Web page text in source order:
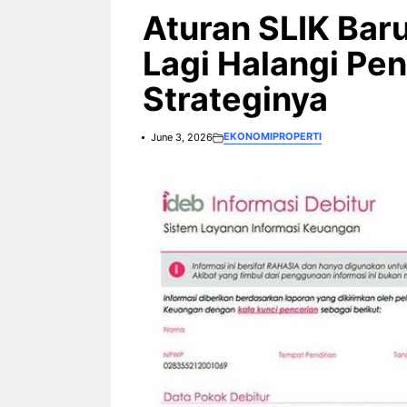
Aturan SLIK
Lagi Halangi
Strateginya
June 3, 2026 EKONOMIPROPERTI
Rp276